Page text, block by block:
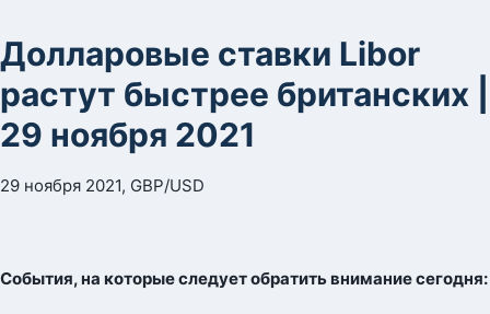
Долларовые ставки Libor
растут быстрее британских |
29 ноября 2021
29 ноября 2021, GBP/USD
События, на которые следует обратить внимание сегодня: